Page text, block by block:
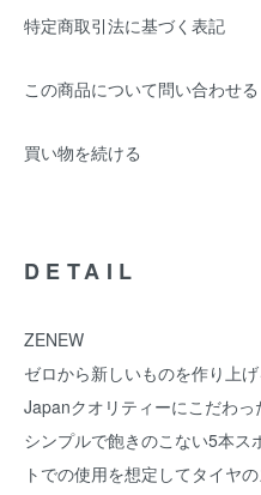
特定商取引法に基づく表記
この商品について問い合わせる
買い物を続ける
DETAIL
ZENEW
ゼロから新しいものを作り上
Japanクオリティーにこだわ
シンプルで飽きのこない5本ス
トでの使用を想定してタイヤ